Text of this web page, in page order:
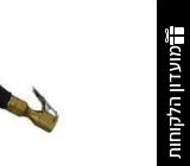
מועדון הלקוחות